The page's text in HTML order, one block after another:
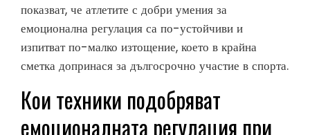
показват, че атлетите с добри умения за
емоционална регулация са по-устойчиви и
изпитват по-малко изтощение, което в крайна
сметка допринася за дългосрочно участие в спорта.
Кои техники подобряват
емоционалната регулация при